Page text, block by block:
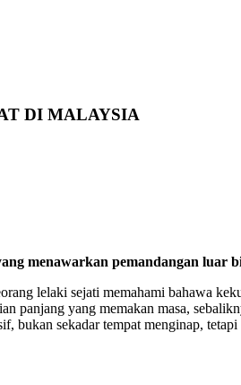
DI MALAYSIA
menawarkan pemandangan luar
lelaki sejati memahami bahawa
panjang yang memakan masa,
sekadar tempat menginap,